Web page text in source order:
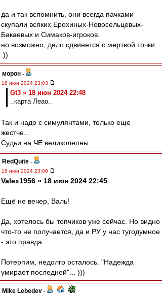
да и так вспомнить, они всегда пачками
скупали всяких Ерохиных-Новосельцевых-
Бакаевых и Симаков-игроков.
но возможно, дело сдвинется с мертвой точки.
:))
морон -
18 июн 2024 23:03
Gt3 » 18 июн 2024 22:48
..карта Леао..
Так и надо с симулянтами, только еще
жестче...
Судьи на ЧЕ великолепны
RedQuite -
18 июн 2024 23:00
Valex1956 » 18 июн 2024 22:45
Ещё не вечер, Валь!
Да, хотелось бы топчиков уже сейчас. Но видно
что-то не получается, да и РУ у нас тугодумное
- это правда.
Потерпим, недолго осталось. "Надежда
умирает последней"... )))
Mike Lebedev -